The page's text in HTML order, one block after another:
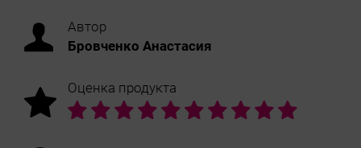
Автор
Бровченко Анастасия
Оценка продукта